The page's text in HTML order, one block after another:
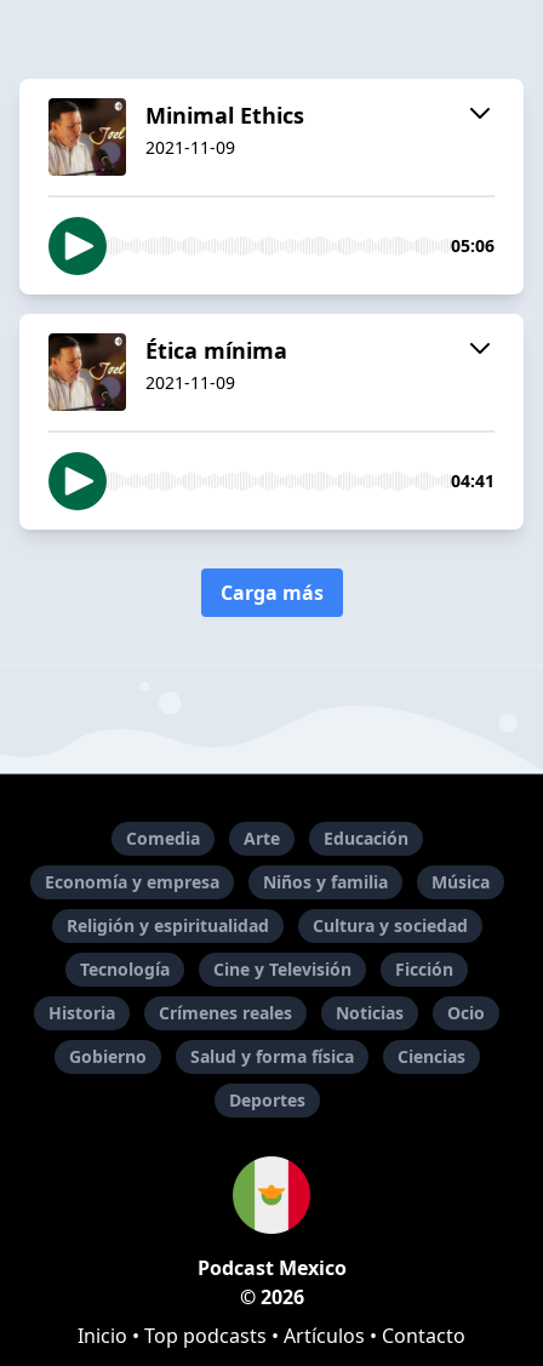
Minimal Ethics
2021-11-09
05:06
Ética mínima
2021-11-09
04:41
Carga más
Comedia Arte
Educación
Economía y empresa
Niños y familia
Música
Religión y espiritualidad
Cultura y sociedad
Tecnología
Cine y Televisión
Ficción
Historia
Crímenes reales Noticias
Ocio
Gobierno
Salud y forma física
Ciencias
Deportes
Podcast Mexico
© 2026
Inicio • Top podcasts • Artículos • Contacto